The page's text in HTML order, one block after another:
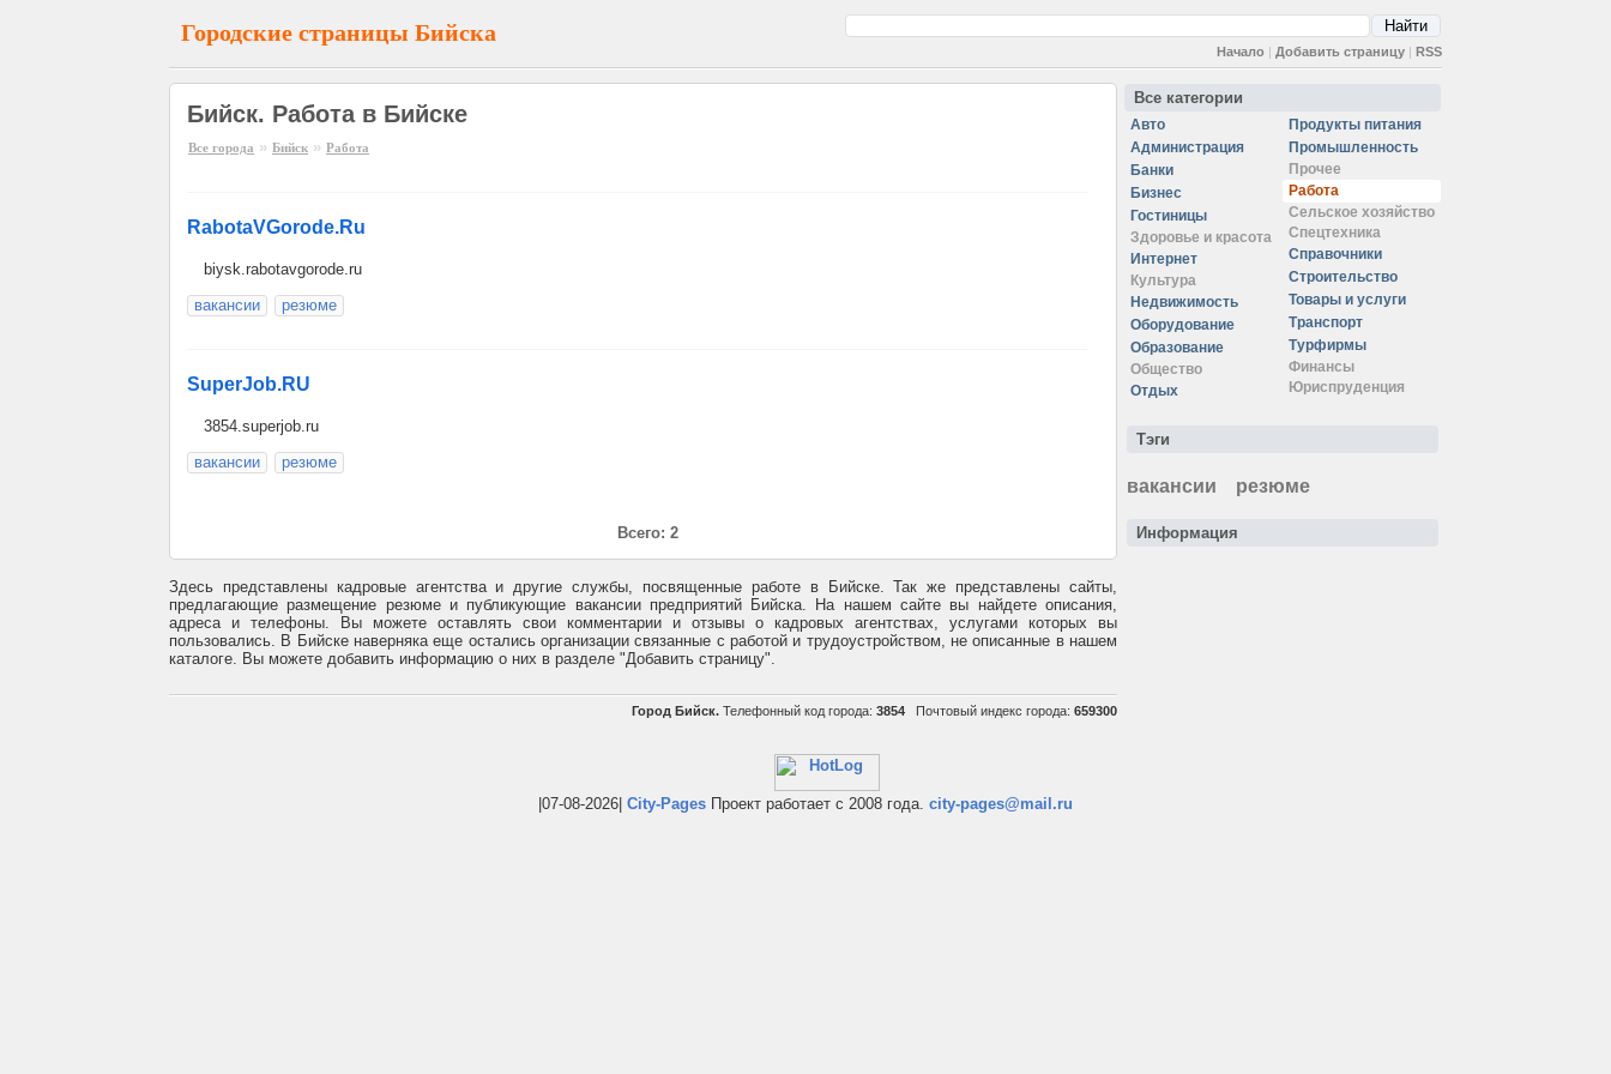
Городские страницы Бийска
Начало | Добавить страницу | RSS
Бийск. Работа в Бийске
Все города » Бийск » Работа
RabotaVGorode.Ru
biysk.rabotavgorode.ru
вакансии
резюме
SuperJob.RU
3854.superjob.ru
вакансии
резюме
Всего: 2
Здесь представлены кадровые агентства и другие службы, посвященные работе в Бийске. Так же представлены сайты,
предлагающие размещение резюме и публикующие вакансии предприятий Бийска. На нашем сайте вы найдете описания,
адреса и телефоны. Вы можете оставлять свои комментарии и отзывы о кадровых агентствах, услугами которых вы
пользовались. В Бийске наверняка еще остались организации связанные с работой и трудоустройством, не описанные в нашем
каталоге. Вы можете добавить информацию о них в разделе "Добавить страницу".
Город Бийск. Телефонный код города: 3854 Почтовый индекс города: 659300
Все категории
Авто
Администрация
Банки
Бизнес
Гостиницы
Здоровье и красота
Интернет
Культура
Недвижимость
Оборудование
Образование
Общество
Отдых
Продукты питания
Промышленность
Прочее
Работа
Сельское хозяйство
Спецтехника
Справочники
Строительство
Товары и услуги
Транспорт
Турфирмы
Финансы
Юриспруденция
Тэги
вакансии резюме
Информация
|07-08-2026| City-Pages Проект работает с 2008 года. city-pages@mail.ru